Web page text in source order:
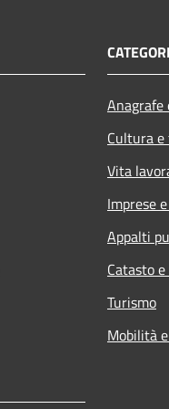
Cultura
Vita
Imprese
Appalti
Catasto
Turismo
Mobilità